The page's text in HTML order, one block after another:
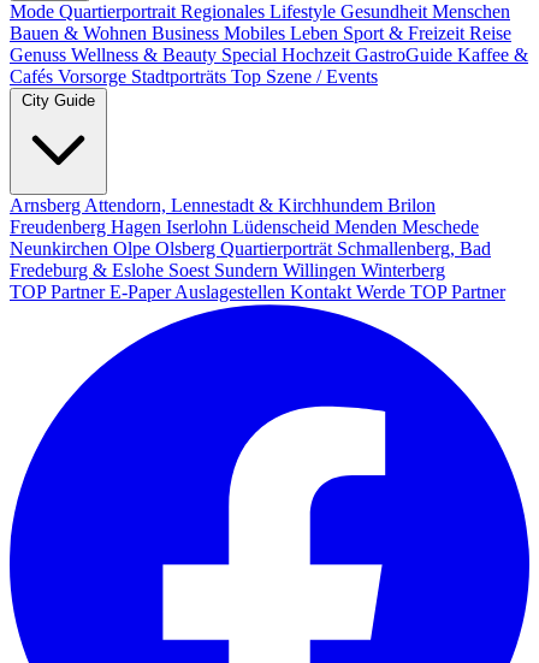
Mode Quartierportrait Regionales Lifestyle Gesundheit Menschen
Bauen & Wohnen Business Mobiles Leben Sport & Freizeit Reise
Genuss Wellness & Beauty Special Hochzeit GastroGuide Kaffee &
Cafés Vorsorge Stadtporträts Top Szene / Events
City Guide
Arnsberg Attendorn, Lennestadt & Kirchhundem Brilon
Freudenberg Hagen Iserlohn Lüdenscheid Menden Meschede
Neunkirchen Olpe Olsberg Quartierporträt Schmallenberg, Bad
Fredeburg & Eslohe Soest Sundern Willingen Winterberg
TOP PartnerE-PaperAuslagestellen Kontakt Werde TOP Partner